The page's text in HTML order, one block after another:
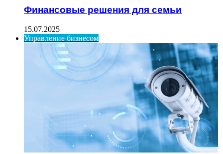
Финансовые решения для семьи
15.07.2025
Управление бизнесом